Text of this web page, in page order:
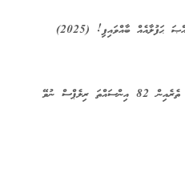
ބާއްވައިފި! (2025)
ރިލެޕްސް ނުވޭ